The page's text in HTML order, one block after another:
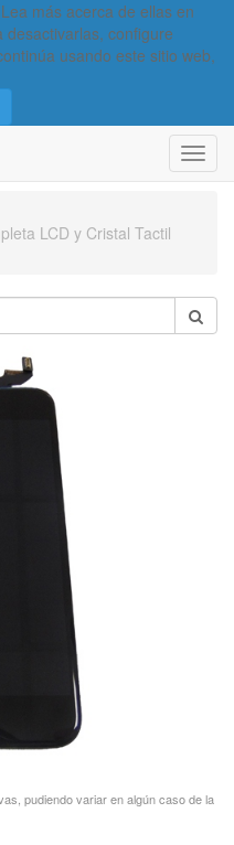
más acerca de ellas en
desactivarlas, configure
usando este sitio web,
LCD y Cristal Tactil
pudiendo variar en algún caso de la